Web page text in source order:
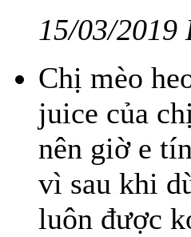
15/03/2019
Chị mèo
juice của
nên giờ e
vì sau khi
luôn được